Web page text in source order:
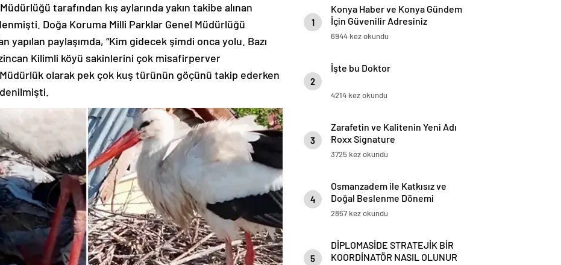
tarafından kış aylarında yakın takibe alınan
Doğa Koruma Milli Parklar Genel Müdürlüğü
yapılan paylaşımda, “Kim gidecek şimdi onca yolu. Bazı
Kilimli köyü sakinlerini çok misafirperver
olarak pek çok kuş türünün göçünü takip ederken
denilmişti.
1
Konya Haber ve Konya Gündem
İçin Güvenilir Adresiniz
6944 kez okundu
2
İşte bu Doktor
4214 kez okundu
3
Zarafetin ve Kalitenin Yeni Adı
Roxx Signature
3725 kez okundu
4
Osmanzadem ile Katkısız ve
Doğal Beslenme Dönemi
2857 kez okundu
5
DİPLOMASİDE STRATEJİK BİR
KOORDİNATÖR NASIL OLUNUR